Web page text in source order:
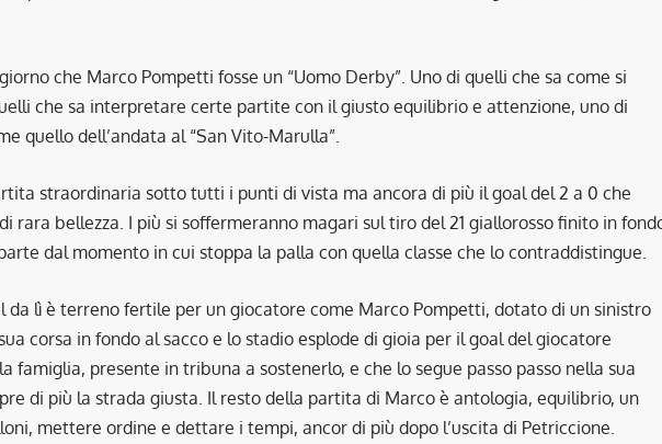
che Marco Pompetti fosse un “Uomo Derby”. Uno di quelli che sa come si
che sa interpretare certe partite con il giusto equilibrio e attenzione, uno di
quello dell’andata al “San Vito-Marulla”.
straordinaria sotto tutti i punti di vista ma ancora di più il goal del 2 a 0 che
rara bellezza. I più si soffermeranno magari sul tiro del 21 giallorosso finito in
dal momento in cui stoppa la palla con quella classe che lo contraddistingue.
da lì è terreno fertile per un giocatore come Marco Pompetti, dotato di un sinistro
corsa in fondo al sacco e lo stadio esplode di gioia per il goal del giocatore
famiglia, presente in tribuna a sostenerlo, e che lo segue passo passo nella sua
di più la strada giusta. Il resto della partita di Marco è antologia, equilibrio, un
mettere ordine e dettare i tempi, ancor di più dopo l’uscita di Petriccione.